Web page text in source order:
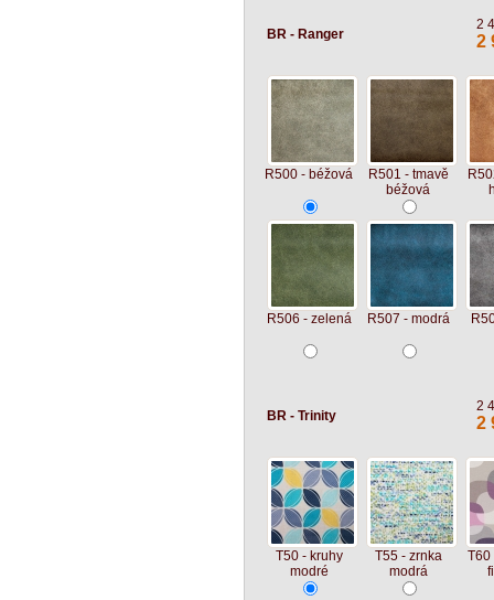
BR - Ranger
2
2
R500 - béžová
R501 - tmavě
béžová
R506 - zelená R507 - modrá
BR - Trinity
2
2
T50 - kruhy
modré
T55 - zrnka
modrá
T60